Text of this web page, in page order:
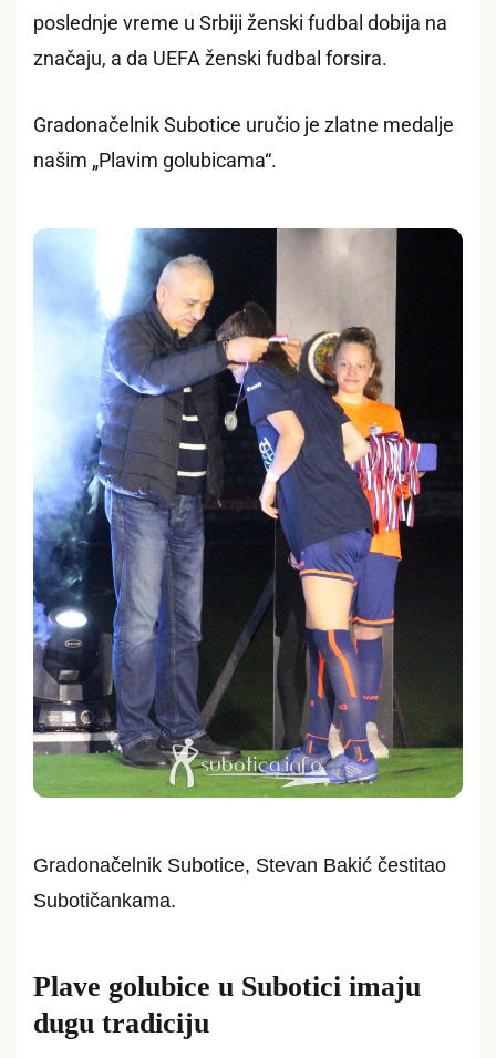
poslednje vreme u Srbiji ženski fudbal dobija na
značaju, a da UEFA ženski fudbal forsira.
Gradonačelnik Subotice uručio je zlatne medalje
našim „Plavim golubicama“.
Gradonačelnik Subotice, Stevan Bakić čestitao
Subotičankama.
Plave golubice u Subotici imaju
dugu tradiciju